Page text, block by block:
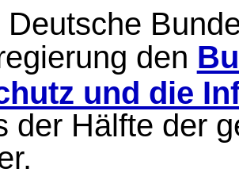
Deutsche
den
und die
der Hälfte der